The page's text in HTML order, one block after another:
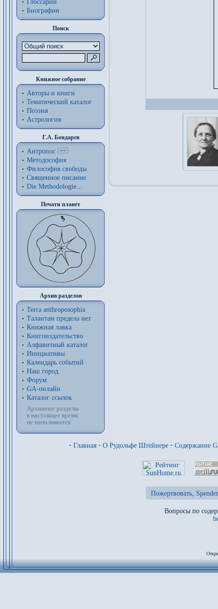
Глоссарий
Биографии
Поиск
Книжное собрание
Авторы и книги
Тематический каталог
Поэзия
Астрология
Г.А. Бондарев
Антропос
Методософия
Философия cвободы
Священное писание
Die Methodologie...
Печати планет
Архив разделов
Terra anthroposophia
Талантам предела нет
Книжная лавка
Книгоиздательство
Алфавитный каталог
Инициативы
Календарь событий
Наш город
Форум
GA-онлайн
Каталог ссылок
Архивные разделы
в настоящее время
не наполняются
· Главная · О Рудольфе Штейнере · Содержание
Пожертвовать,
Вопросы по